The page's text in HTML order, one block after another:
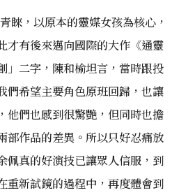
睞，以原本的靈媒女孩為核心，
才有後來邁向國際的大作《通靈
」二字，陳和榆坦言，當時跟投
們希望主要角色原班回歸，也讓
他們也感到很驚艷，但同時也擔
部作品的差異。所以只好忍痛放
佩真的好演技已讓眾人信服，到
重新試鏡的過程中，再度體會到